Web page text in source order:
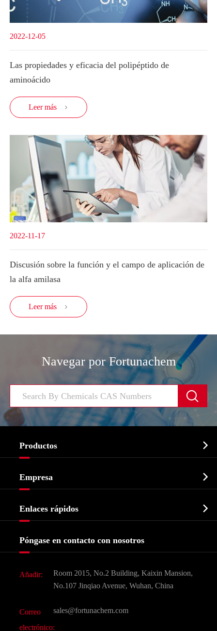
2022-12-05
Las propiedades y eficacia del polipéptido de
aminoácido
Leer más 
2022-11-17
Discusión sobre la función y el campo de aplicación de
la alfa amilasa
Leer más 
Navegar por Fortunachem

Productos 
Bioquímico
Agroquímicos e intermedios
Ingredientes Cosméticos
Sabores y fragancias
CAS químico
Empresa 
Historia de la empresa
Enlaces rápidos 
Preguntas frecuentes (FAQ)
Póngase en contacto con nosotros
Añadir:
Room 2015, No.2 Building, Kaixin Mansion,
No.107 Jinqiao Avenue, Wuhan, China
Correo
electrónico:
sales@fortunachem.com